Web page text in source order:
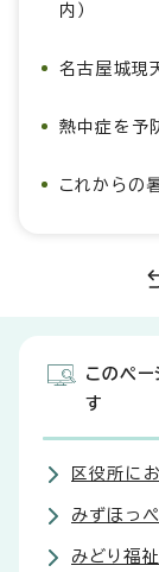
内）
名古屋城現
熱中症を予
これからの
このペ
す
区役所に
みずほっ
みどり福